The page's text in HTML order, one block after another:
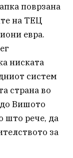
поврзана
на ТЕЦ
евра.
ниската
систем
страна во
Вишото
што рече, да
за